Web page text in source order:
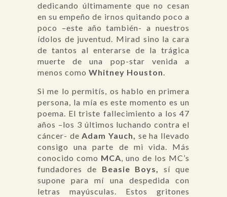
dedicando últimamente que no cesan
en su empeño de irnos quitando poco a
poco –este año también- a nuestros
ídolos de juventud. Mirad sino la cara
de tantos al enterarse de la trágica
muerte de una pop-star venida a
menos como Whitney Houston.
Si me lo permitís, os hablo en primera
persona, la mía es este momento es un
poema. El triste fallecimiento a los 47
años –los 3 últimos luchando contra el
cáncer- deAdam Yauch, se ha llevado
consigo una parte de mi vida. Más
conocido como MCA, uno de los MC’s
fundadores de Beasie Boys,
sí que
supone para mí una despedida con
letras mayúsculas. Estos gritones